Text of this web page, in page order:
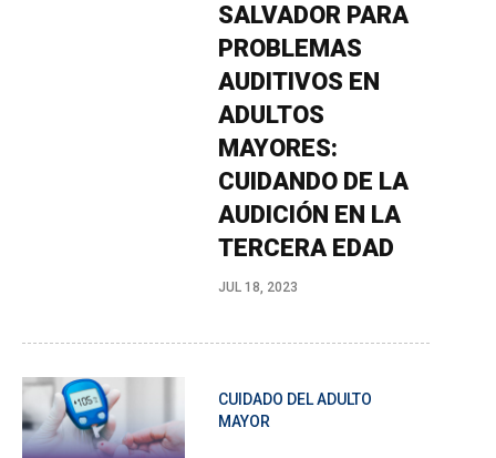
SALVADOR PARA
PROBLEMAS
AUDITIVOS EN
ADULTOS
MAYORES:
CUIDANDO DE LA
AUDICIÓN EN LA
TERCERA EDAD
JUL 18, 2023
CUIDADO DEL ADULTO
MAYOR